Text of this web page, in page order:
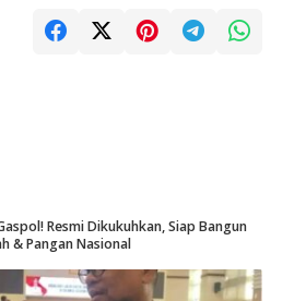
Resmi Dikukuhkan, Siap Bangun
& Pangan Nasional